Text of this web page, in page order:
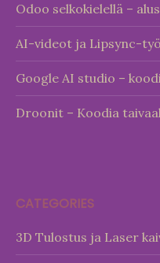
Odoo selkokielellä –
AI-videot ja Lipsync-
Google AI studio –
Droonit – Koodia
CATEGORIES
3D Tulostus ja Laser